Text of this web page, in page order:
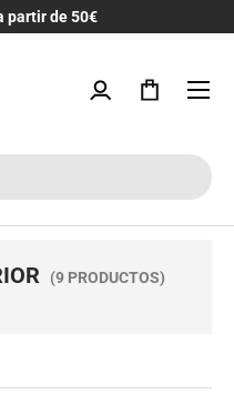
partir de 50€
Iniciar sesión
Bolsa
Menú
(9 PRODUCTOS)